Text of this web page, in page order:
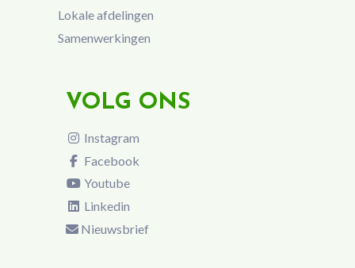
Lokale afdelingen
Samenwerkingen
VOLG ONS
Instagram
Facebook
Youtube
Linkedin
Nieuwsbrief